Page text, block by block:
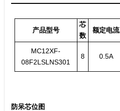
产品型号
芯
数
额定电流
MC12XF-
08F2LSLNS301
8 0.5A
防呆芯位图